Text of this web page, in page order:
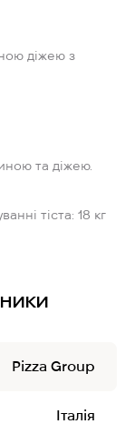
діжею з
та діжею.
тіста: 18 кг
Pizza Group
Італія